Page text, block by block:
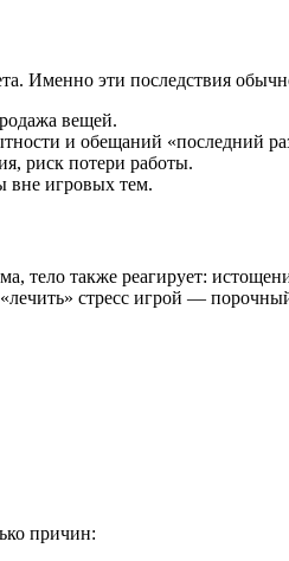
Именно эти последствия
вещей.
и обещаний «последний
риск потери работы.
вне игровых тем.
тело также реагирует:
стресс игрой —
причин: